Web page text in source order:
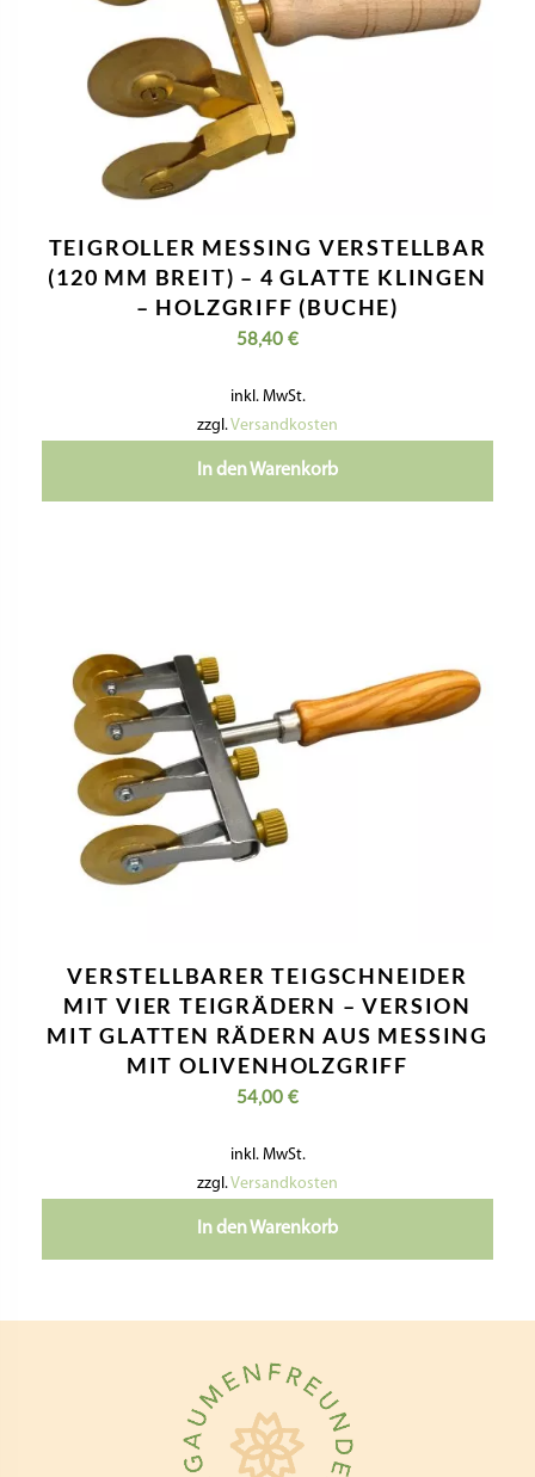
TEIGROLLER MESSING VERSTELLBAR
(120 MM BREIT) – 4 GLATTE KLINGEN
– HOLZGRIFF (BUCHE)
58,40 €
inkl. MwSt.
zzgl.Versandkosten
In den Warenkorb
VERSTELLBARER TEIGSCHNEIDER
MIT VIER TEIGRÄDERN – VERSION
MIT GLATTEN RÄDERN AUS MESSING
MIT OLIVENHOLZGRIFF
54,00 €
inkl. MwSt.
zzgl.Versandkosten
In den Warenkorb